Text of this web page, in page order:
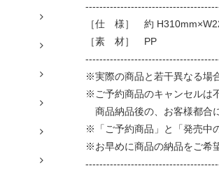
［仕 様］ 約
［素 材］ PP
※実際の商品と若干異なる場
※ご予約商品のキャンセルは
商品納品後の、お客様都合
※「ご予約商品」と「発売中
※お早めに商品の納品をご希